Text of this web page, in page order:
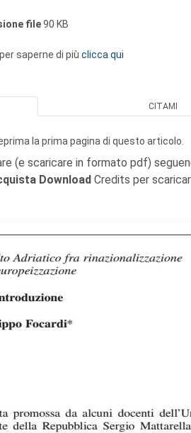
file90 KB
saperne di più clicca qui
CITAMI
la prima pagina di questo articolo.
(e scaricare in formato pdf)
Download Credits per